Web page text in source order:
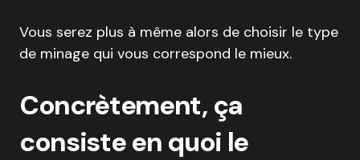
Vous serez plus à même alors de choisir le type
de minage qui vous correspond le mieux.
Concrètement, ça
consiste en quoi le